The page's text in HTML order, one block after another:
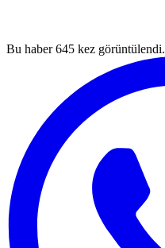
Bu haber645 kez görüntülendi.